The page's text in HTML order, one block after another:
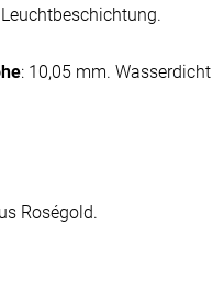
: 10,05 mm. Wasserdicht
Roségold.